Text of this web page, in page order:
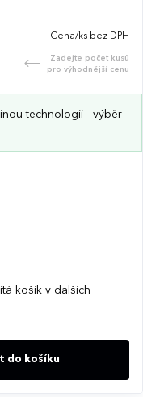
Cena/ks bez DPH
Zadejte počet kusů
pro výhodnější cenu
technologii - výběr
košík v dalších
do košíku